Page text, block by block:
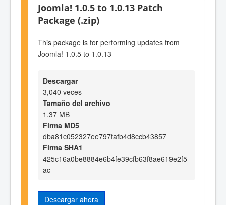
Joomla! 1.0.5 to 1.0.13 Patch
Package (.zip)
This package is for performing updates from
Joomla! 1.0.5 to 1.0.13
Descargar
3,040 veces
Tamaño del archivo
1.37 MB
Firma MD5
dba81c052327ee797fafb4d8ccb43857
Firma SHA1
425c16a0be8884e6b4fe39cfb63f8ae619e2f5
ac
Descargar ahora